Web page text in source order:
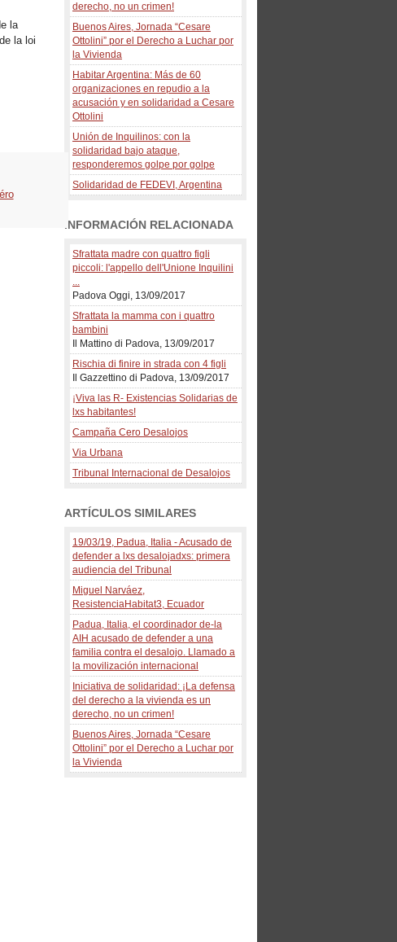
la
la loi
derecho, no un crimen!
Buenos Aires, Jornada “Cesare
Ottolini” por el Derecho a Luchar por
la Vivienda
Habitar Argentina: Más de 60
organizaciones en repudio a la
acusación y en solidaridad a Cesare
Ottolini
Unión de Inquilinos: con la
solidaridad bajo ataque,
responderemos golpe por golpe
Solidaridad de FEDEVI, Argentina
INFORMACIÓN RELACIONADA
Sfrattata madre con quattro figli
piccoli: l'appello dell'Unione Inquilini
Padova Oggi, 13/09/2017
Sfrattata la mamma con i quattro
bambini
Il Mattino di Padova, 13/09/2017
Rischia di finire in strada con 4 figli
Il Gazzettino di Padova, 13/09/2017
¡Viva las R- Existencias Solidarias de
lxs habitantes!
Campaña Cero Desalojos
Via Urbana
Tribunal Internacional de Desalojos
ARTÍCULOS SIMILARES
19/03/19, Padua, Italia - Acusado de
defender a lxs desalojadxs: primera
audiencia del Tribunal
Miguel Narváez,
ResistenciaHabitat3, Ecuador
Padua, Italia, el coordinador de-la
AIH acusado de defender a una
familia contra el desalojo. Llamado a
la movilización internacional
Iniciativa de solidaridad: ¡La defensa
del derecho a la vivienda es un
derecho, no un crimen!
Buenos Aires, Jornada “Cesare
Ottolini” por el Derecho a Luchar por
la Vivienda